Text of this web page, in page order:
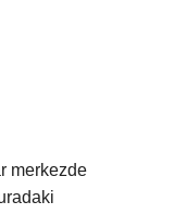
merkezde